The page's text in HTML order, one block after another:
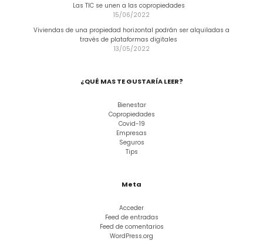
Las TIC se unen a las copropiedades
15/06/2022
Viviendas de una propiedad horizontal podrán ser alquiladas a
través de plataformas digitales
13/05/2022
¿QUÉ MAS TE GUSTARÍA LEER?
Bienestar
Copropiedades
Covid-19
Empresas
Seguros
Tips
Meta
Acceder
Feed de entradas
Feed de comentarios
WordPress.org